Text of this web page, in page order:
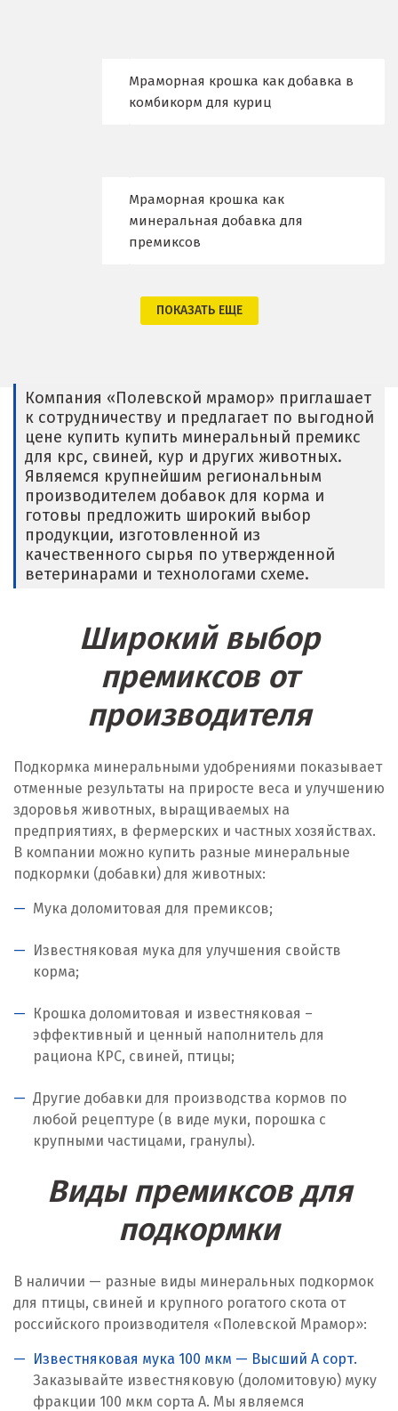
Е
Егорьевск
Екатеринбург
Еленинка
Ж
Ивантеевка
Ижевск
Ирбит
Иркутск
Ишим
К
Калуга
Камышево
Караганда
Кемерово
Киров
Кировград
Мраморная крошка как добавка в
комбикорм для куриц
Мраморная крошка как
минеральная добавка для
премиксов
ПОКАЗАТЬ ЕЩЕ
Компания «Полевской мрамор» приглашает
к сотрудничеству и предлагает по выгодной
цене купить купить минеральный премикс
для крс, свиней, кур и других животных.
Являемся крупнейшим региональным
производителем добавок для корма и
готовы предложить широкий выбор
продукции, изготовленной из
качественного сырья по утвержденной
ветеринарами и технологами схеме.
Широкий выбор
премиксов от
производителя
Подкормка минеральными удобрениями показывает
отменные результаты на приросте веса и улучшению
здоровья животных, выращиваемых на
предприятиях, в фермерских и частных хозяйствах.
В компании можно купить разные минеральные
подкормки (добавки) для животных:
Мука доломитовая для премиксов;
Известняковая мука для улучшения свойств
корма;
Крошка доломитовая и известняковая –
эффективный и ценный наполнитель для
рациона КРС, свиней, птицы;
Другие добавки для производства кормов по
любой рецептуре (в виде муки, порошка с
крупными частицами, гранулы).
Виды премиксов для
подкормки
В наличии — разные виды минеральных подкормок
для птицы, свиней и крупного рогатого скота от
российского производителя «Полевской Мрамор»:
Известняковая мука 100 мкм — Высший А сорт.
Заказывайте известняковую (доломитовую) муку
фракции 100 мкм сорта А. Мы являемся